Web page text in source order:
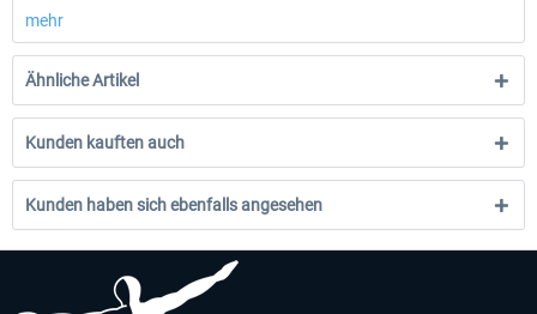
mehr
Ähnliche Artikel
Kunden kauften auch
Kunden haben sich ebenfalls angesehen